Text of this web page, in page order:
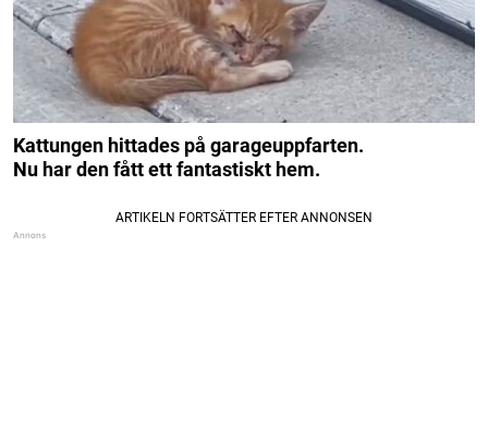
Kattungen hittades på garageuppfarten.
Nu har den fått ett fantastiskt hem.